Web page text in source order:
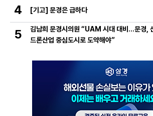
4 [기고] 문경은 급하다
5
김남희 문경시의원 “UAM 시대 대비…문경,
드론산업 중심도시로 도약해야”